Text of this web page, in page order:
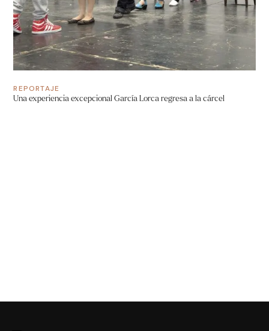
REPORTAJE
Una experiencia excepcional García Lorca regresa a la cárcel